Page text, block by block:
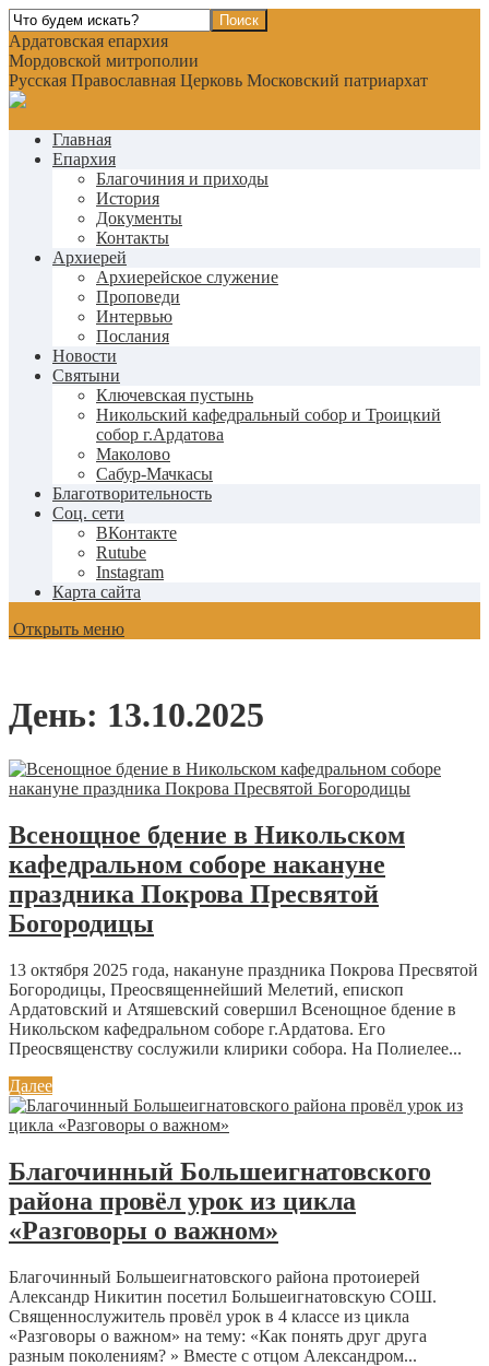
Ардатовская епархия
Мордовской митрополии
Русская Православная Церковь Московский патриархат
Главная
Епархия
Благочиния и приходы
История
Документы
Контакты
Архиерей
Архиерейское служение
Проповеди
Интервью
Послания
Новости
Святыни
Ключевская пустынь
Никольский кафедральный собор и Троицкий
собор г.Ардатова
Маколово
Сабур-Мачкасы
Благотворительность
Соц. сети
ВКонтакте
Rutube
Instagram
Карта сайта
Открыть меню
День: 13.10.2025
Всенощное бдение в Никольском
кафедральном соборе накануне
праздника Покрова Пресвятой
Богородицы
13 октября 2025 года, накануне праздника Покрова Пресвятой
Богородицы, Преосвященнейший Мелетий, епископ
Ардатовский и Атяшевский совершил Всенощное бдение в
Никольском кафедральном соборе г.Ардатова. Его
Преосвященству сослужили клирики собора. На Полиелее...
Далее
Благочинный Большеигнатовского
района провёл урок из цикла
«Разговоры о важном»
Благочинный Большеигнатовского района протоиерей
Александр Никитин посетил Большеигнатовскую СОШ.
Священнослужитель провёл урок в 4 классе из цикла
«Разговоры о важном» на тему: «Как понять друг друга
разным поколениям? » Вместе с отцом Александром...